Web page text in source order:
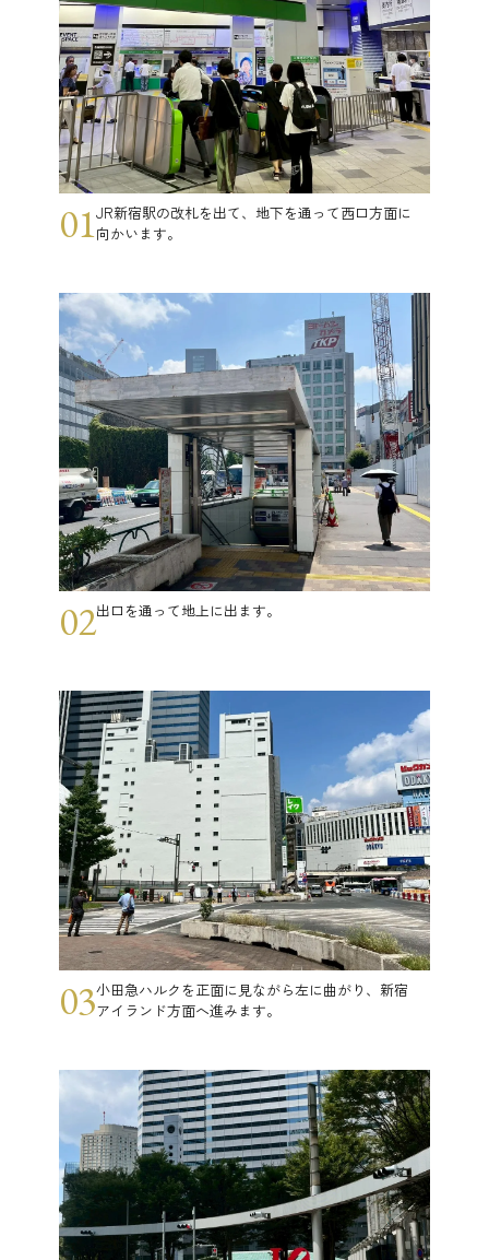
01JR新宿駅の改札を出て、地下を通って西口方面に
向かいます。
02出口を通って地上に出ます。
03小田急ハルクを正面に見ながら左に曲がり、新宿
アイランド方面へ進みます。